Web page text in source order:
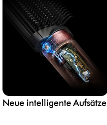
Neue intelligente Aufsätze